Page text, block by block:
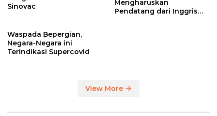
Sinovac
Mengharuskan
Pendatang dari Inggris
Waspada Bepergian,
Negara-Negara ini
Terindikasi Supercovid
View More